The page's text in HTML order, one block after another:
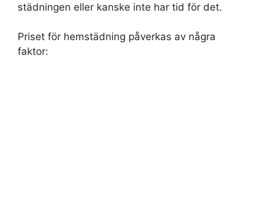
städningen eller kanske inte har tid för det.
Priset för hemstädning påverkas av några
faktor: